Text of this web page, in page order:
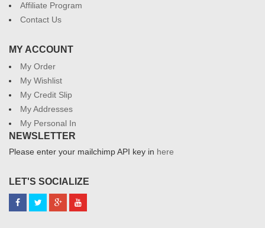
Affiliate Program
Contact Us
MY ACCOUNT
My Order
My Wishlist
My Credit Slip
My Addresses
My Personal In
NEWSLETTER
Please enter your mailchimp API key in here
LET'S SOCIALIZE